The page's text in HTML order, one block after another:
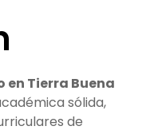
en Tierra Buena
sólida,
de